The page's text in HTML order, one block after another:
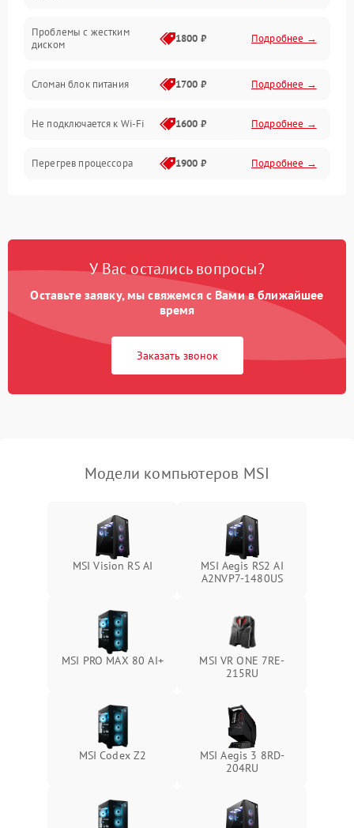
Проблемы с жестким
диском
1800 ₽ Подробнее →
Сломан блок питания 1700 ₽ Подробнее →
Не подключается к Wi-Fi 1600 ₽ Подробнее →
Перегрев процессора 1900 ₽ Подробнее →
Проблемы с
устройств
охлаждения
1700 ₽ Подробнее →
оперативной памяти
У Вас остались вопросы?
Оставьте заявку, мы свяжемся с Вами в ближайшее
время
Заказать звонок
Модели компьютеров MSI
MSI Vision RS AI
MSI Aegis RS2 AI
A2NVP7-1480US
MSI PRO MAX 80 AI+
MSI VR ONE 7RE-
215RU
MSI Codex Z2
MSI Aegis 3 8RD-
204RU